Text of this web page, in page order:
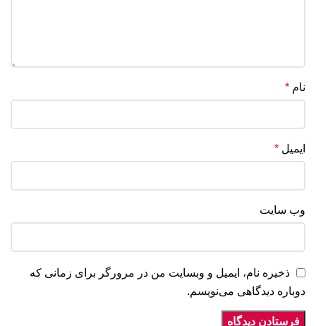
نام *
ایمیل *
وب‌ سایت
ذخیره نام، ایمیل و وبسایت من در مرورگر برای زمانی که
دوباره دیدگاهی می‌نویسم.